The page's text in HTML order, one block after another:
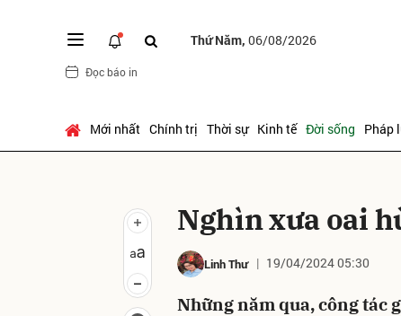
Thứ Năm, 06/08/2026
Đọc báo in
Mới nhất Chính trị Thời sự Kinh tế Đời sống Pháp
Nghìn xưa oai
Linh Thư 19/04/2024 05:30
Những năm qua, công tác